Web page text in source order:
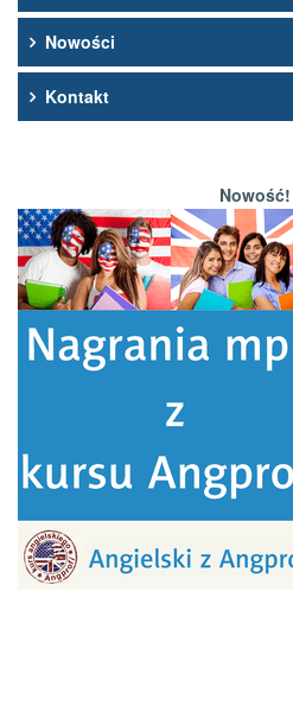
Nowości
Kontakt